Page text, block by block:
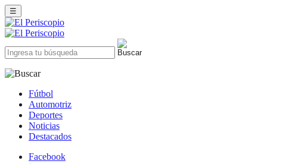
☰
Fútbol
Automotriz
Deportes
Noticias
Destacados
Facebook